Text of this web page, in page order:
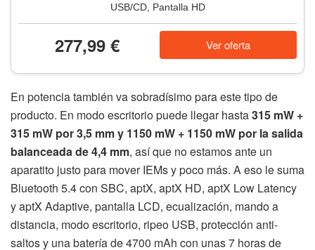
USB/CD, Pantalla HD
277,99 € Ver oferta
En potencia también va sobradísimo para este tipo de
producto. En modo escritorio puede llegar hasta315 mW +
315 mW por 3,5 mm y 1150 mW + 1150 mW por la salida
balanceada de 4,4 mm, así que no estamos ante un
aparatito justo para mover IEMs y poco más. A eso le suma
Bluetooth 5.4 con SBC, aptX, aptX HD, aptX Low Latency
y aptX Adaptive, pantalla LCD, ecualización, mando a
distancia, modo escritorio, ripeo USB, protección anti-
saltos y una batería de 4700 mAh con unas 7 horas de